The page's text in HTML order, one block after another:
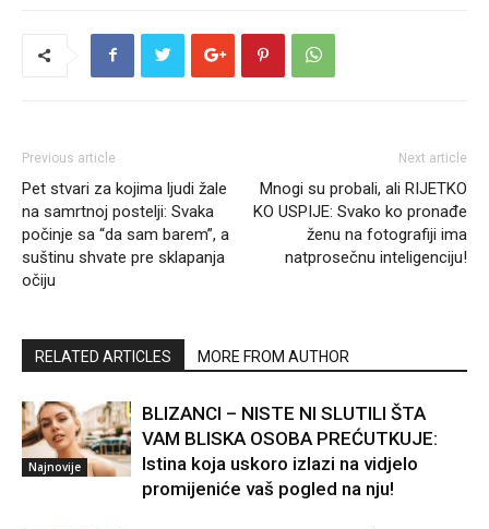
Previous article
Pet stvari za kojima ljudi žale
na samrtnoj postelji: Svaka
počinje sa “da sam barem”, a
suštinu shvate pre sklapanja
očiju
Next article
Mnogi su probali, ali RIJETKO
KO USPIJE: Svako ko pronađe
ženu na fotografiji ima
natprosečnu inteligenciju!
RELATED ARTICLES MORE FROM AUTHOR
Najnovije
BLIZANCI – NISTE NI SLUTILI ŠTA
VAM BLISKA OSOBA PREĆUTKUJE:
Istina koja uskoro izlazi na vidjelo
promijeniće vaš pogled na nju!